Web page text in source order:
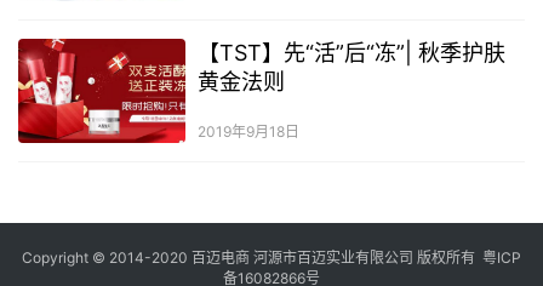
【TST】先“活”后“冻”| 秋季护肤
黄金法则
2019年9月18日
Copyright © 2014-2020 百迈电商 河源市百迈实业有限公司 版权所有 粤ICP
备16082866号